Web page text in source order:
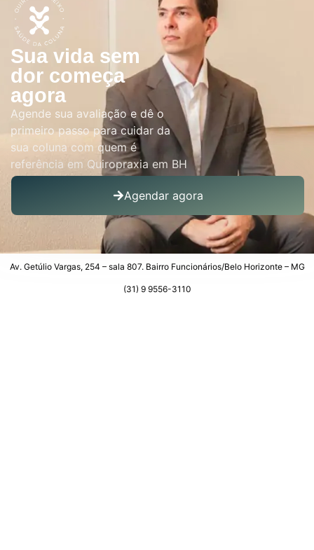
Sua vida sem
dor começa
agora
Agende sua avaliação e dê o
primeiro passo para cuidar da
sua coluna com quem é
referência em Quiropraxia em BH
Agendar agora
Av. Getúlio Vargas, 254 – sala 807. Bairro Funcionários/Belo Horizonte – MG
(31) 9 9556-3110